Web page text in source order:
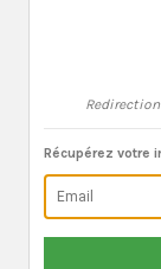
Récupérez votre